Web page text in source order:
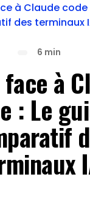
à Claude code
des terminaux
6 min
à
: Le